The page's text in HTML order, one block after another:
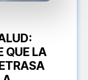
QUE LA